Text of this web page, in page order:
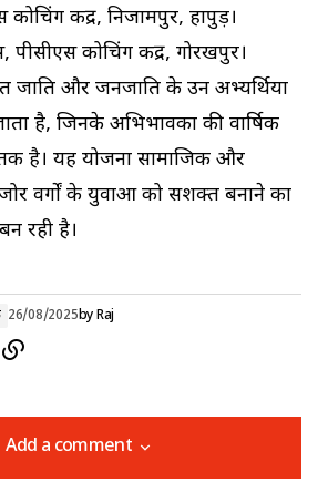
केंद्र, निजामपुर, हापुड़।
कोचिंग केंद्र, गोरखपुर।
जाति और जनजाति के उन अभ्यर्थियों
है, जिनके अभिभावकों की वार्षिक
है। यह योजना सामाजिक और
वर्गों के युवाओं को सशक्त बनाने का
रही है।
26/08/2025byRaj
Add a comment
Add a comment